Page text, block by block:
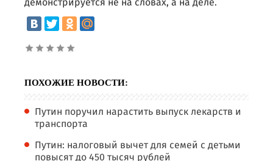
ПОХОЖИЕ НОВОСТИ:
Путин поручил нарастить выпуск лекарств и
транспорта
Путин: налоговый вычет для семей с детьми
повысят до 450 тысяч рублей